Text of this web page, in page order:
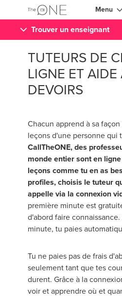
Menu
Trouver un enseignant
TUTEURS DE
LIGNE ET
DEVOIRS
Chacun apprend à sa
leçons d'une personne qui
CallTheONE, des
monde entier sont en
leçons comme tu en as
profiles, choisis le tuteur
appelle via la connexion
première minute est
d'abord faire
minute, tu paies
Tu ne paies pas de frais
seulement tant que tes
durent. Grâce à la
voir et apprendre où et